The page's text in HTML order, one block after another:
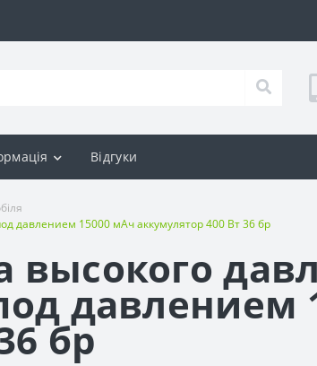
Відгуки
давлением 15000 мАч аккумулятор 400 Вт 36 бр
высокого
давлением
бр